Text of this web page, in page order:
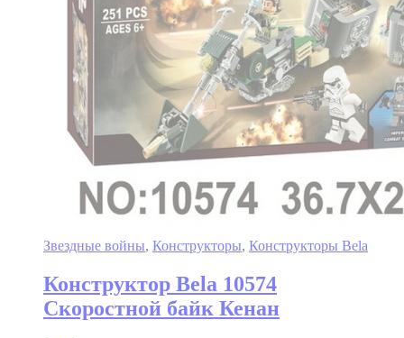
Звездные войны, Конструкторы, Конструкторы Bela
Конструктор Bela 10574
Скоростной байк Кенан